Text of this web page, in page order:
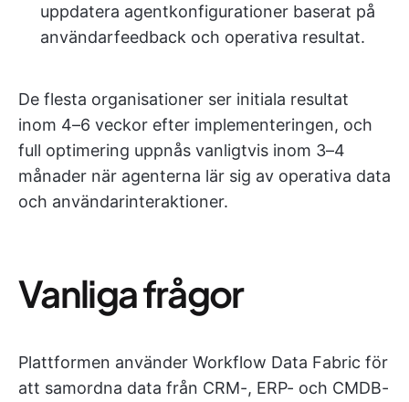
uppdatera agentkonfigurationer baserat på
användarfeedback och operativa resultat.
De flesta organisationer ser initiala resultat
inom 4–6 veckor efter implementeringen, och
full optimering uppnås vanligtvis inom 3–4
månader när agenterna lär sig av operativa data
och användarinteraktioner.
Vanliga frågor
Plattformen använder Workflow Data Fabric för
att samordna data från CRM-, ERP- och CMDB-